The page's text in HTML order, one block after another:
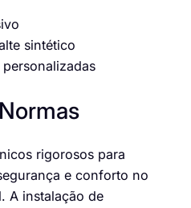
sintético
rigorosos para
e conforto no
A instalação de